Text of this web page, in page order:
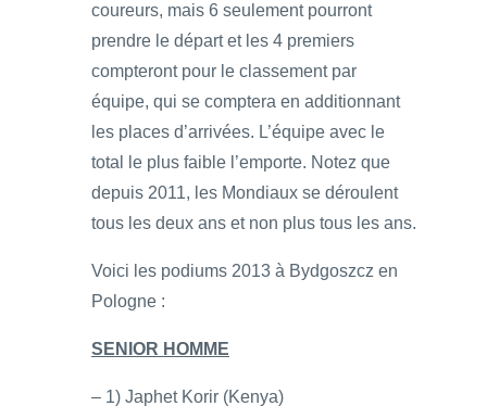
coureurs, mais 6 seulement pourront
prendre le départ et les 4 premiers
compteront pour le classement par
équipe, qui se comptera en additionnant
les places d’arrivées. L’équipe avec le
total le plus faible l’emporte. Notez que
depuis 2011, les Mondiaux se déroulent
tous les deux ans et non plus tous les ans.
Voici les podiums 2013 à Bydgoszcz en
Pologne :
SENIOR HOMME
– 1) Japhet Korir (Kenya)